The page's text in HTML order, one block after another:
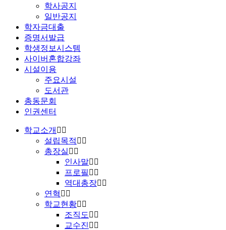
학사공지
일반공지
학자금대출
증명서발급
학생정보시스템
사이버혼합강좌
시설이용
주요시설
도서관
총동문회
인권센터
학교소개
설립목적
총장실
인사말
프로필
역대총장
연혁
학교현황
조직도
교수진